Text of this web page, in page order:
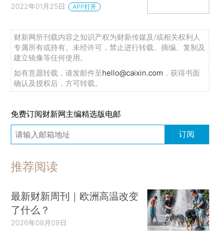
2022年01月25日 APP打开
财新网所刊载内容之知识产权为财新传媒及/或相关权利人
专属所有或持有。未经许可，禁止进行转载、摘编、复制及
建立镜像等任何使用。
如有意愿转载，请发邮件至hello@caixin.com ，获得书面
确认及授权后，方可转载。
免费订阅财新网主编精选版电邮
订阅
推荐阅读
最新财新周刊｜欧洲高温改变
了什么？
2026年08月09日